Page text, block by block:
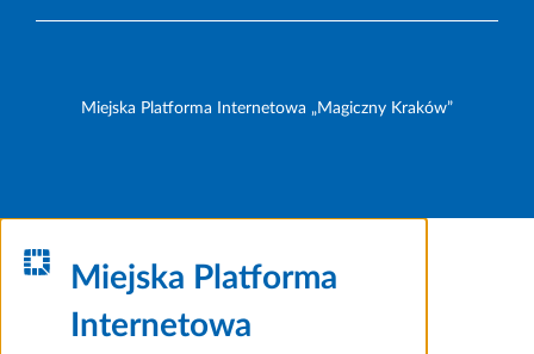
Miejska Platforma Internetowa „Magiczny Kraków”
Miejska Platforma
Internetowa